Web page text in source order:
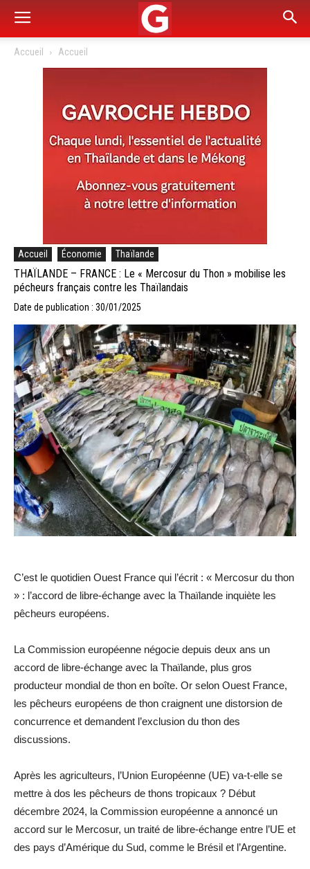
Accueil Accueil
Accueil Économie Thaïlande
THAÏLANDE – FRANCE : Le « Mercosur du Thon » mobilise les
pécheurs français contre les Thaïlandais
Date de publication : 30/01/2025
C’est le quotidien Ouest France qui l’écrit : « Mercosur du thon
» : l’accord de libre-échange avec la Thaïlande inquiète les
pêcheurs européens.
La Commission européenne négocie depuis deux ans un
accord de libre-échange avec la Thaïlande, plus gros
producteur mondial de thon en boîte. Or selon Ouest France,
les pêcheurs européens de thon craignent une distorsion de
concurrence et demandent l’exclusion du thon des
discussions.
Après les agriculteurs, l’Union Européenne (UE) va-t-elle se
mettre à dos les pêcheurs de thons tropicaux ? Début
décembre 2024, la Commission européenne a annoncé un
accord sur le Mercosur, un traité de libre-échange entre l’UE et
des pays d’Amérique du Sud, comme le Brésil et l’Argentine.